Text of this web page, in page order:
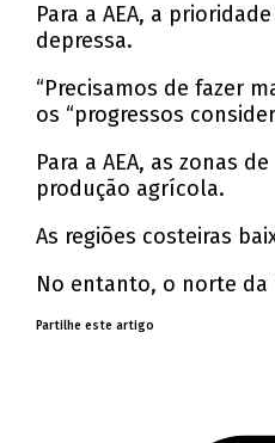
Para a AEA, a
depressa.
“Precisamos de fazer
os “progressos
Para a AEA, as zonas
produção agrícola.
As regiões costeiras
No entanto, o norte da
Partilhe este artigo